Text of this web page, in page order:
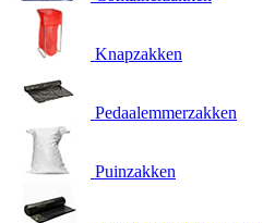
Knapzakken
Pedaalemmerzakken
Puinzakken